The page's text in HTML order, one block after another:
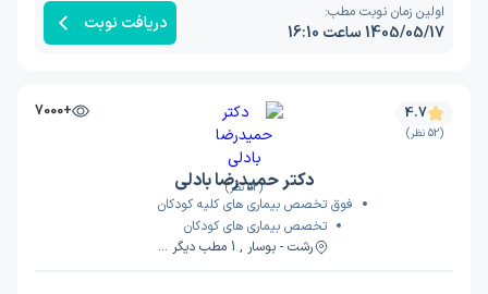
اولین زمان نوبت مطب:
1405/05/17 ساعت 16:10 دریافت نوبت
(52 نظر)
+7000 4.7
(52 نظر)
دکتر حمیدرضا بادلی
فوق تخصص بیماری های کلیه کودکان
تخصص بیماری های کودکان
رشت - بوسار , 1 مطب دیگر ...